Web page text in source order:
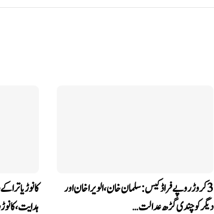
3 کروڑ روپے فراڈ کیس: سلمان خان، الویرا خان اور
دیگر کو چندی گڑھ عدالت…
کانوڑ یاترا
ہدایت،